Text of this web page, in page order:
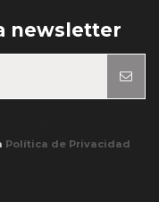
newsletter
Política de Privacidad